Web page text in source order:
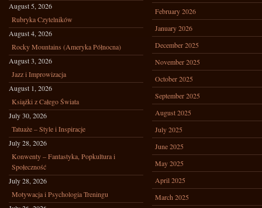
August 5, 2026
Rubryka Czytelników
August 4, 2026
Rocky Mountains (Ameryka Północna)
August 3, 2026
Jazz i Improwizacja
August 1, 2026
Książki z Całego Świata
July 30, 2026
Tatuaże – Style i Inspiracje
July 28, 2026
Konwenty – Fantastyka, Popkultura i
Społeczność
July 28, 2026
Motywacja i Psychologia Treningu
February 2026
January 2026
December 2025
November 2025
October 2025
September 2025
August 2025
July 2025
June 2025
May 2025
April 2025
March 2025